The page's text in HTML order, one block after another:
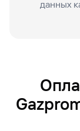
данных